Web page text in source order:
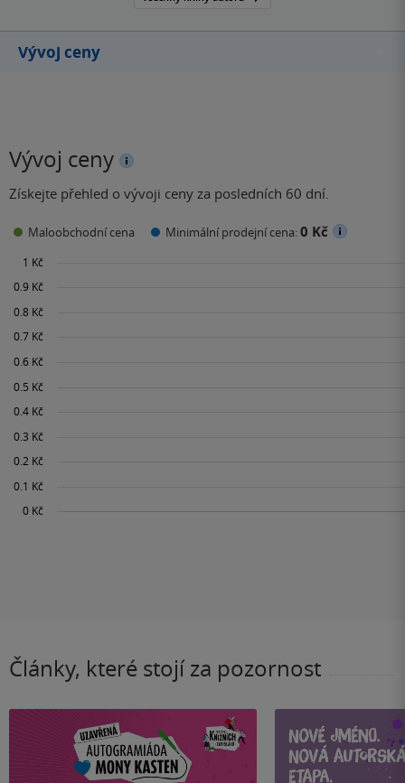
Vývoj ceny
Vývoj ceny
Získejte přehled o vývoji ceny za posledních 60 dní.
Maloobchodní cena Minimální prodejní cena:0 Kč
Články, které stojí za pozornost